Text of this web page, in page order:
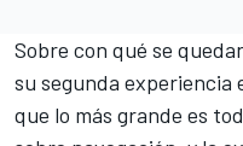
Sobre con qué se
su segunda experiencia
que lo más grande es